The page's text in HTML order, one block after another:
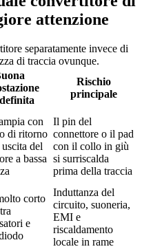
attenzione
separatamente invece di
di traccia ovunque.
Rischio
principale
con
di ritorno
del
a bassa
Il pin del
connettore o il pad
con il collo in giù
si surriscalda
prima della traccia
corto
e
Induttanza del
circuito, suoneria,
EMI e
riscaldamento
locale in rame